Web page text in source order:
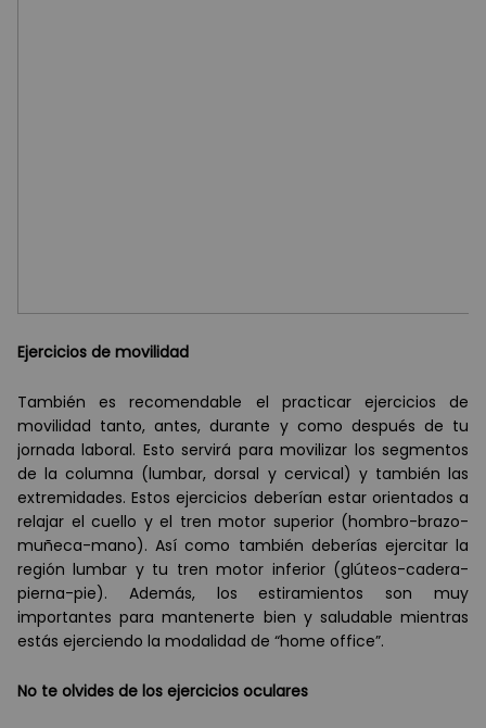
Ejercicios de movilidad
También es recomendable el practicar ejercicios de
movilidad tanto, antes, durante y como después de tu
jornada laboral. Esto servirá para movilizar los segmentos
de la columna (lumbar, dorsal y cervical) y también las
extremidades. Estos ejercicios deberían estar orientados a
relajar el cuello y el tren motor superior (hombro-brazo-
muñeca-mano). Asícomo también deberías ejercitar la
región lumbar y tu tren motor inferior (glúteos-cadera-
pierna-pie). Además, los estiramientos son muy
importantes para mantenerte bien y saludable mientras
estás ejerciendo la modalidad de “home office”.
No te olvides de los ejercicios oculares